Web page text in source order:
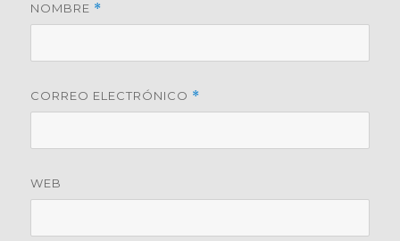
NOMBRE *
CORREO ELECTRÓNICO *
WEB